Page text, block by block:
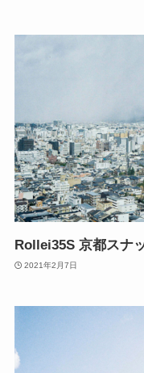
Rollei35S 京都スナ
2021年2月7日